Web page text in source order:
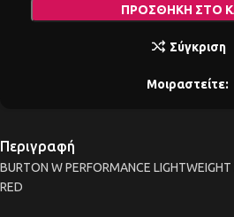
ΠΡΟΣΘΉΚΗ ΣΤΟ
Σύγκριση
Μοιραστείτε:
Περιγραφή
BURTON W PERFORMANCE
RED